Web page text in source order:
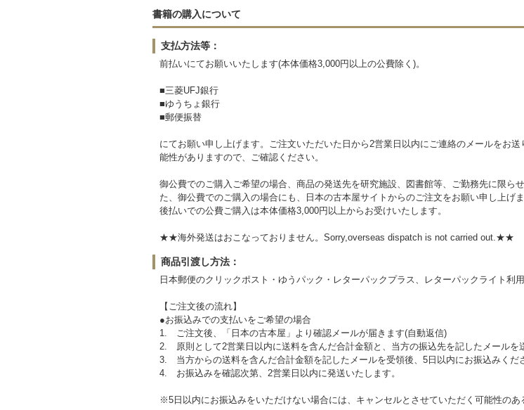
書籍の購入について
支払方法等：
前払いにてお願いいたします(本体価格3,000円以上の公費除く)。
■三菱UFJ銀行
■ゆうちょ銀行
■郵便振替
にてお願い申し上げます。ご注文いただいた日から2営業日以内にご連絡のメールをお
能性がありますので、ご確認ください。
御公費でのご購入ご希望の場合、商品の発送先を研究施設、図書館等、ご勤務先に限ら
た、御公費でのご購入の場合にも、日本の古本屋サイトからのご注文をお願い申し上げ
後払いでの公費ご購入は本体価格3,000円以上からお受けいたします。
★★海外発送はおこなっておりません。Sorry,overseas dispatch is not carried out.★★
商品引渡し方法：
日本郵便のクリックポスト・ゆうパック・レターパックプラス、レターパックライト利
【ご注文後の流れ】
●お振込みでの支払いをご希望の場合
1. ご注文後、「日本の古本屋」より確認メールが届きます(自動返信)
2. 原則として2営業日以内に送料を含んだ合計金額と、当方の振込先を記したメールを
3. 当方からの送料を含んだ合計金額を記したメールを受領後、5日以内にお振込みくだ
4. お振込みを確認次第、2営業日以内に発送いたします。
※5日以内にお振込みをいただけない場合には、キャンセルとさせていただく可能性のあ